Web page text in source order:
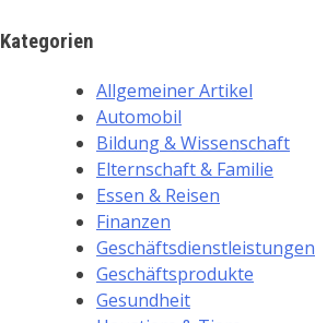
Kategorien
Allgemeiner Artikel
Automobil
Bildung & Wissenschaft
Elternschaft & Familie
Essen & Reisen
Finanzen
Geschäftsdienstleistungen
Geschäftsprodukte
Gesundheit